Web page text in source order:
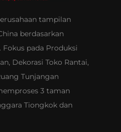
tampilan
berdasarkan
Fokus pada Produksi
Dekorasi Toko Rantai,
Tunjangan
3 taman
Tiongkok dan